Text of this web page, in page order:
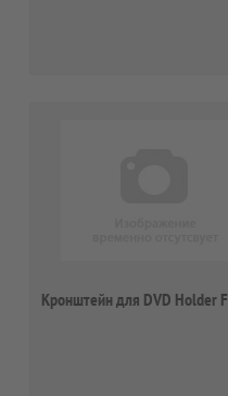
Кронштейн для DVD Holder